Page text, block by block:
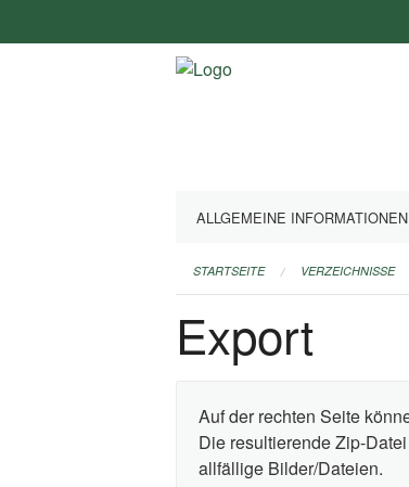
überspringen
ALLGEMEINE INFORMATIONEN
STARTSEITE VERZEICHNISSE
Export
Auf der rechten Seite
Die resultierende Zip-
allfällige Bilder/Dateien.